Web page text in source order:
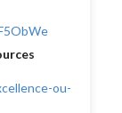
ou-